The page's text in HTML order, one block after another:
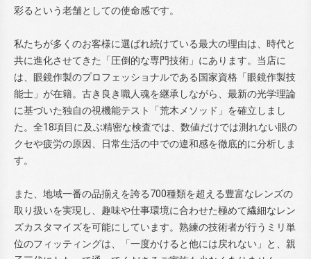
彩るという老舗としての使命感です。
私たちが多くのお客様に選ばれ続けている最大の理由は、時代と
共に進化させてきた「圧倒的な専門技術」にあります。当店に
は、眼鏡作製のプロフェッショナルである国家資格「眼鏡作製技
能士」が在籍。古き良き職人魂を継承しながら、最新の光学理論
に基づいた独自の視機能テスト「荒木メソッド」を確立しまし
た。全18項目に及ぶ精密な検査では、数値だけでは測れない眼の
クセや疲労の原因、日常生活の中での違和感を徹底的に分析しま
す。
また、地域一番の品揃えを誇る700種類を超える豊富なレンズの
取り扱いを実現し、趣味や仕事環境に合わせた極めて繊細なレン
ズカスタマイズを可能にしています。熟練の技術者が行うミリ単
位のフィッティングは、「一度かけると他には戻れない」と、親